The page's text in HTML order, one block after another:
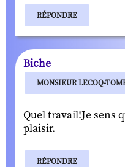
RÉPONDRE
Biche
MONSIEUR LECOQ-
Quel travail!Je sens
plaisir.
RÉPONDRE